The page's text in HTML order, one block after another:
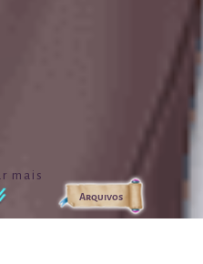
mais
Arquivos